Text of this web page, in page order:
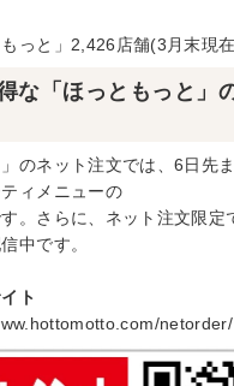
っと」2,426店舗(3月末現
な「ほっともっと」
」のネット注文では、6日先
ィメニューの
。さらに、ネット注文限定
中です。
ト
netorder/